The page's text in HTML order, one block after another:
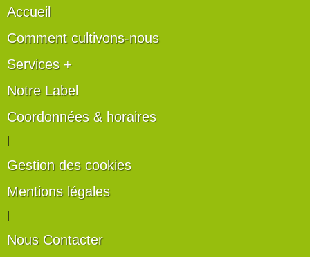
Accueil
Comment cultivons-nous
Services +
Notre Label
Coordonnées & horaires
Gestion des cookies
Mentions légales
Nous Contacter